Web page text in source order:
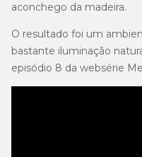
aconchego da madeira.
O resultado foi um
bastante iluminação
episódio 8 da websérie